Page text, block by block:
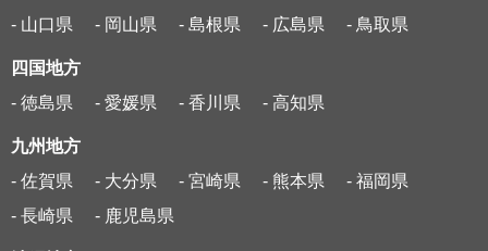
- 山口県
- 岡山県 - 島根県 - 広島県 - 鳥取県
四国地方
- 徳島県
- 愛媛県 - 香川県 - 高知県
九州地方
- 佐賀県
- 大分県 - 宮崎県 - 熊本県
- 福岡県
- 長崎県
- 鹿児島県